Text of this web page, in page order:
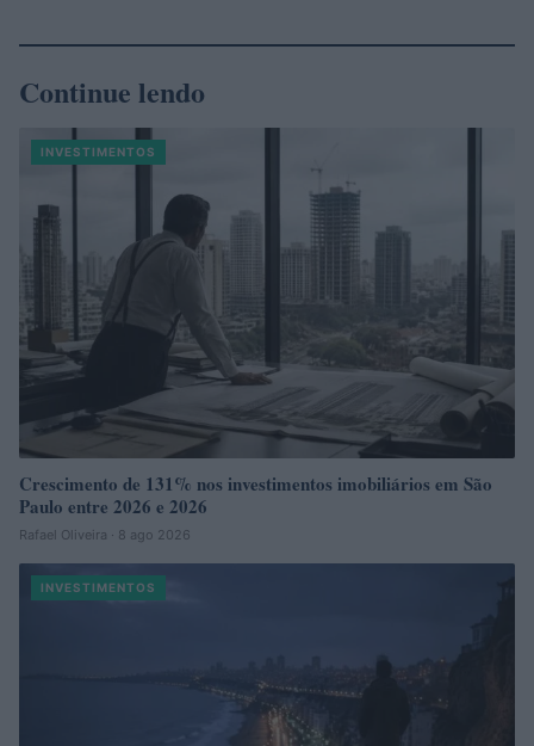
Continue lendo
INVESTIMENTOS
Crescimento de 131% nos investimentos imobiliários em São
Paulo entre 2026 e 2026
Rafael Oliveira · 8 ago 2026
INVESTIMENTOS